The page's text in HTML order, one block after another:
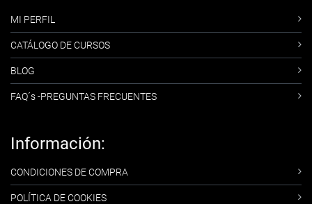
MI PERFIL
CATÁLOGO DE CURSOS
BLOG
FAQ´s -PREGUNTAS FRECUENTES
Información:
CONDICIONES DE COMPRA
POLÍTICA DE COOKIES